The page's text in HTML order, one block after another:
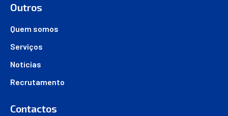
Outros
Quem somos
Serviços
Notícias
Recrutamento
Contactos